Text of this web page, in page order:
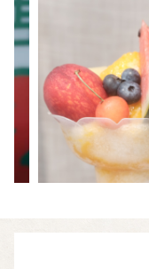
理解をいただき、ご
げます。